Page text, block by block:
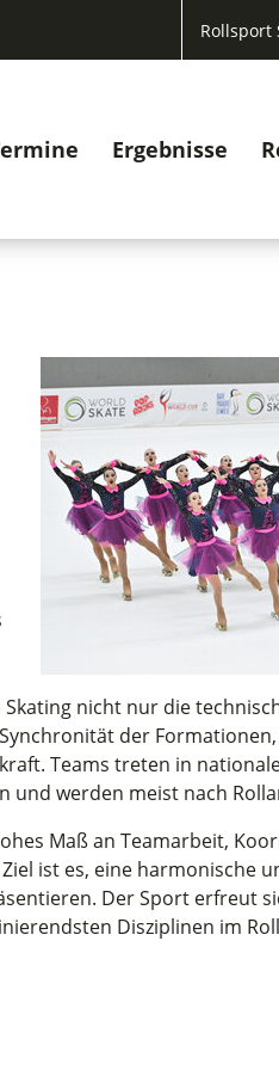
Rollsport
Ergebnisse
nicht nur die
der
Teams treten in
und werden meist nach
Maß an Teamarbeit,
ist es, eine harmonische
Der Sport erfreut
Disziplinen im